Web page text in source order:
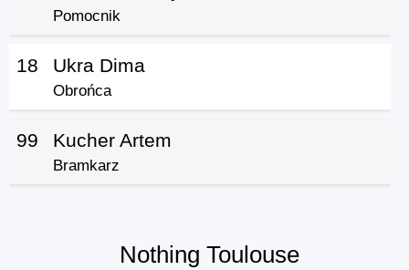
Pomocnik
18 Ukra Dima
Obrońca
99 Kucher Artem
Bramkarz
Nothing Toulouse